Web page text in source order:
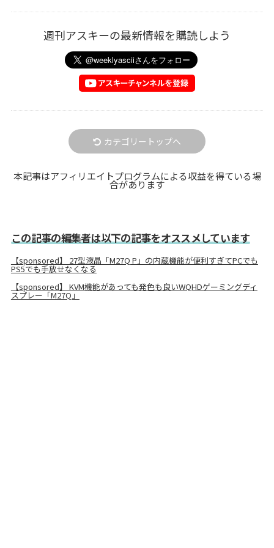
週刊アスキーの最新情報を購読しよう
カテゴリートップへ
本記事はアフィリエイトプログラムによる収益を得ている場
合があります
この記事の編集者は以下の記事をオススメしています
【sponsored】 27型液晶「M27Q P」の内蔵機能が便利すぎてPCでも
PS5でも手放せなくなる
【sponsored】 KVM機能があっても発色も良いWQHDゲーミングディ
スプレー「M27Q」